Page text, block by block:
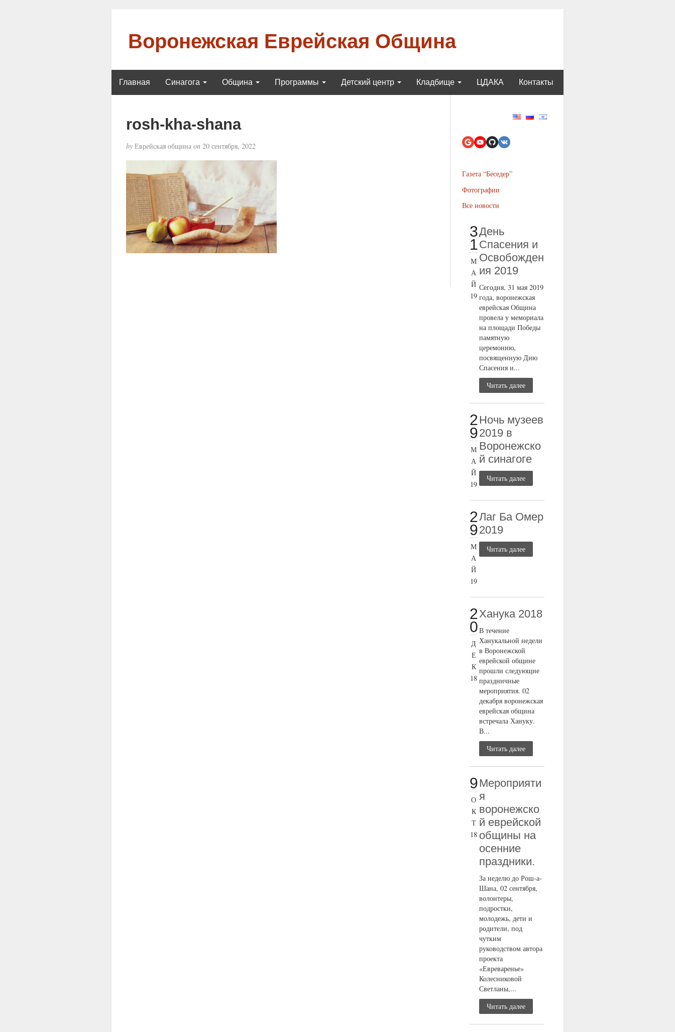
Воронежская Еврейская Община
Главная Синагога Община Программы Детский центр Кладбище ЦДАКА Контакты
rosh-kha-shana
byЕврейская община on20 сентября, 2022
Газета “Беседер”
Фотографии
Все новости
3
1
М
А
Й
19
День
Спасения и
Освобожден
ия 2019
Сегодня, 31 мая 2019
года, воронежская
еврейская Община
провела у мемориала
на площади Победы
памятную
церемонию,
посвященную Дню
Спасения и...
Читать далее
2
9
М
А
Й
19
Ночь музеев
2019 в
Воронежско
й синагоге
Читать далее
2
9
М
А
Й
19
Лаг Ба Омер
2019
Читать далее
2
0
Д
Е
К
18
Ханука 2018
В течение
Ханукальной недели
в Воронежской
еврейской общине
прошли следующие
праздничные
мероприятия. 02
декабря воронежская
еврейская община
встречала Хануку.
В...
Читать далее
9
О
К
Т
18
Мероприяти
я
воронежско
й еврейской
общины на
осенние
праздники.
За неделю до Рош-а-
Шана, 02 сентября,
волонтеры,
подростки,
молодежь, дети и
родители, под
чутким
руководством автора
проекта
«Евреваренье»
Колесниковой
Светланы,...
Читать далее